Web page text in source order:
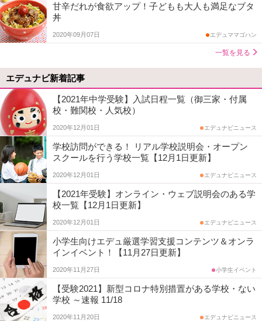
甘辛だれが食欲アップ！子どもも大人も満足なブタ
丼
2020年09月07日 エデュママゴハン
一覧を見る
エデュナビ新着記事
【2021年中学受験】入試日程一覧（御三家・付属
校・難関校・人気校）
2020年12月01日 エデュナビニュース
学校訪問ができる！ リアル学校説明会・オープン
スクールを行う学校一覧【12月1日更新】
2020年12月01日 エデュナビニュース
【2021年受験】オンライン・ウェブ説明会のある学
校一覧【12月1日更新】
2020年12月01日 エデュナビニュース
小学生向けエデュ厳選学習支援コンテンツ＆オンラ
インイベント！【11月27日更新】
2020年11月27日 小学生イベント
【受験2021】新型コロナ特別措置がある学校・ない
学校 ～速報 11/18
2020年11月20日 エデュナビニュース